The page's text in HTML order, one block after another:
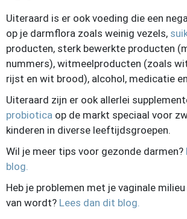
Uiteraard is er ook voeding die een
op je darmflora zoals weinig vezels,
producten, sterk bewerkte producten
nummers), witmeelproducten (zoals
rijst en wit brood), alcohol, medicatie
Uiteraard zijn er ook allerlei
probiotica op de markt speciaal voor
kinderen in diverse leeftijdsgroepen.
Wil je meer tips voor gezonde darmen?
blog.
Heb je problemen met je vaginale
van wordt? Lees dan dit blog.